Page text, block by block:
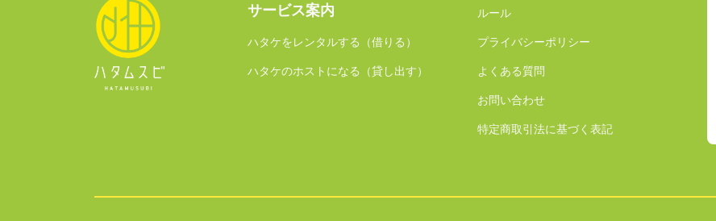
サービス案内
ハタケをレンタルする（借りる）
ハタケのホストになる（貸し出す）
ルール
プライバシーポリシー
よくある質問
お問い合わせ
特定商取引法に基づく表記